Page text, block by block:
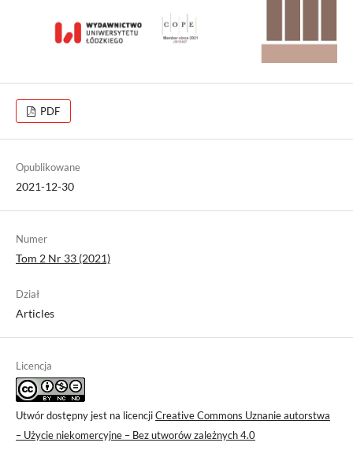
PDF
Opublikowane
2021-12-30
Numer
Tom 2 Nr 33 (2021)
Dział
Articles
Licencja
Utwór dostępny jest na licencjiCreative Commons Uznanie autorstwa
– Użycie niekomercyjne – Bez utworów zależnych 4.0